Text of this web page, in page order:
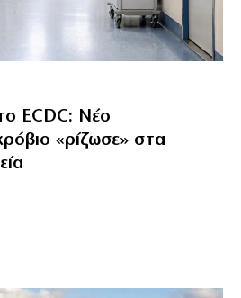
ECDC: Νέο
«ρίζωσε» στα